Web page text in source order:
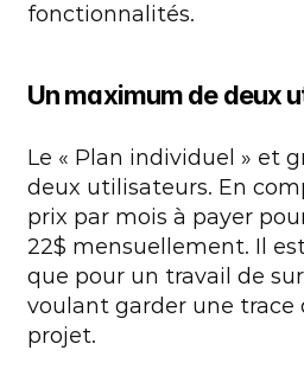
fonctionnalités.
Un maximum de deux
Le « Plan individuel » et
deux utilisateurs. En
prix par mois à payer
22$ mensuellement. Il
que pour un travail de
voulant garder une trace
projet.